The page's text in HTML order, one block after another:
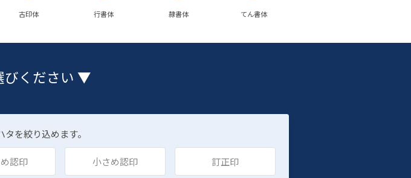
古印体 行書体 隷書体 てん書体
ください ▼
を絞り込めます。
認印 小さめ認印 訂正印